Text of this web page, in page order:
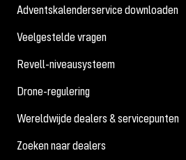
Adventskalenderservice downloaden
Veelgestelde vragen
Revell-niveausysteem
Drone-regulering
Wereldwijde dealers & servicepunten
Zoeken naar dealers